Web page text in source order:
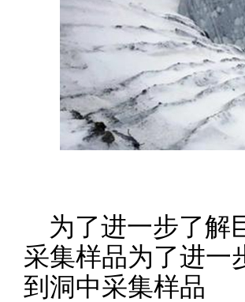
为了进一步了解
采集样品为了进一
到洞中采集样品